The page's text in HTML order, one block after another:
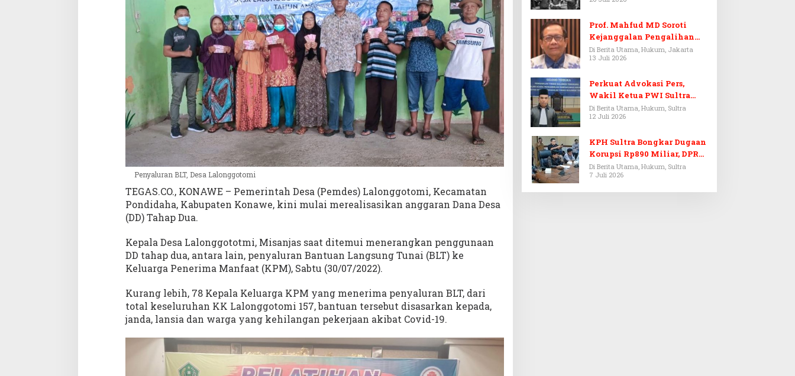
i
k
a
n
D
T
a
h
a
p
D
Penyaluran BLT, Desa Lalonggotomi
TEGAS.CO., KONAWE – Pemerintah Desa (Pemdes) Lalonggotomi, Kecamatan
Pondidaha, Kabupaten Konawe, kini mulai merealisasikan anggaran Dana Desa
(DD) Tahap Dua.
Kepala Desa Lalonggototmi, Misanjas saat ditemui menerangkan penggunaan
DD tahap dua, antara lain, penyaluran Bantuan Langsung Tunai (BLT) ke
Keluarga Penerima Manfaat (KPM), Sabtu (30/07/2022).
Kurang lebih, 78 Kepala Keluarga KPM yang menerima penyaluran BLT, dari
total keseluruhan KK Lalonggotomi 157, bantuan tersebut disasarkan kepada,
janda, lansia dan warga yang kehilangan pekerjaan akibat Covid-19.
Prof. Mahfud MD Soroti
Kejanggalan Pengalihan
Penyelidikan Tersangka
Febrie Adriansyah
Di Berita Utama, Hukum, Jakarta
13 Juli 2026
Perkuat Advokasi Pers,
Wakil Ketua PWI Sultra
Resmi Dilantik Menjadi
Advokat PERADI
Di Berita Utama, Hukum, Sultra
12 Juli 2026
KPH Sultra Bongkar Dugaan
Korupsi Rp890 Miliar, DPRD
Sultra Gelar RDP
Di Berita Utama, Hukum, Sultra
7 Juli 2026